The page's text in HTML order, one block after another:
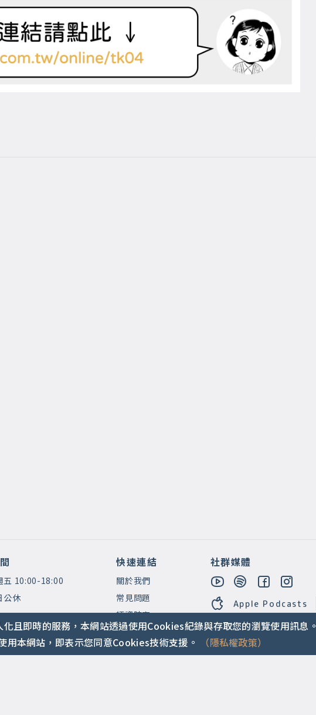
五 10:00-18:00
公休
快速連結
關於我們
常見問題
師資陣容
社群媒體
Apple Podcasts
策
且即時的服務，本網站透過使用Cookies紀錄與存取您的瀏覽使用訊息。
用本網站，即表示您同意Cookies技術支援。
（隱私權政策）